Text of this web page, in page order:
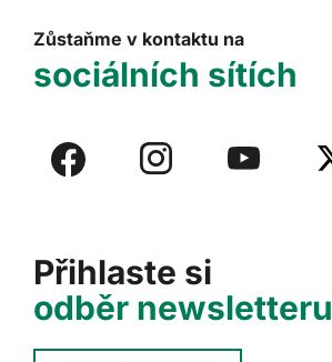
Přihlaste si
odběr newsletteru
Zůstaňme v kontaktu na
sociálních sítích